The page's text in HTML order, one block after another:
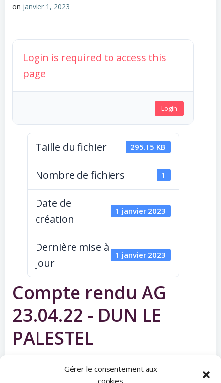
Gérer le consentement aux
cookies
on janvier 1, 2023
Login is required to access this
page
Login
Taille du fichier 295.15 KB
Nombre de fichiers 1
Date de
création
1 janvier 2023
Dernière mise à
jour
1 janvier 2023
Compte rendu AG
23.04.22 - DUN LE
PALESTEL
No Category